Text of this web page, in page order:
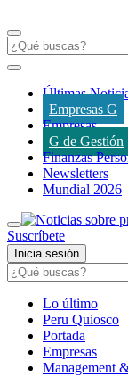
Últimas
Empresas G
Empresas
G de Gestión
Finanzas
Newsletters
Mundial 2026
Suscríbete
Inicia sesión
Lo último
Peru Quiosco
Portada
Empresas
Management